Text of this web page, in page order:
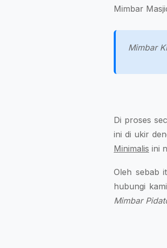
Mimbar
Mimbar
Di proses
ini di ukir
Minimalis ini
Oleh sebab
hubungi
Mimbar